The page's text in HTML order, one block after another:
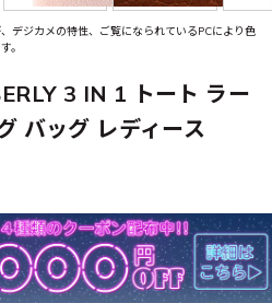
デジカメの特性、ご覧になられているPCにより色
。
3 IN 1 トート ラー
バッグ レディース